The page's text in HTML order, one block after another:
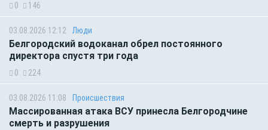
0 146
03.08.2026 12:12 Люди
Белгородский водоканал обрел постоянного
директора спустя три года
0 224
03.08.2026 11:08 Происшествия
Массированная атака ВСУ принесла Белгородчине
смерть и разрушения